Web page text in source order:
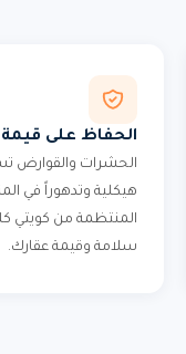
الحفاظ على قيمة
الحشرات والقوارض
هيكلية وتدهوراً في
المنتظمة من كويتي
سلامة وقيمة عقارك.